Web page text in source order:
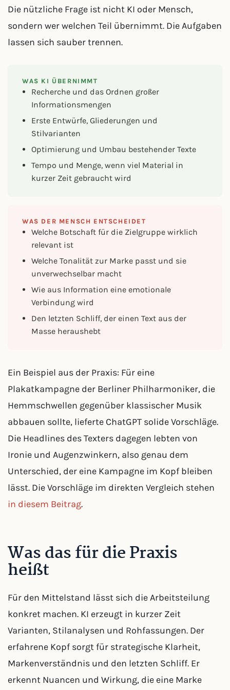
Die nützliche Frage ist nicht KI oder Mensch,
sondern wer welchen Teil übernimmt. Die Aufgaben
lassen sich sauber trennen.
WAS KI ÜBERNIMMT
Recherche und das Ordnen großer
Informationsmengen
Erste Entwürfe, Gliederungen und
Stilvarianten
Optimierung und Umbau bestehender Texte
Tempo und Menge, wenn viel Material in
kurzer Zeit gebraucht wird
WAS DER MENSCH ENTSCHEIDET
Welche Botschaft für die Zielgruppe wirklich
relevant ist
Welche Tonalität zur Marke passt und sie
unverwechselbar macht
Wie aus Information eine emotionale
Verbindung wird
Den letzten Schliff, der einen Text aus der
Masse heraushebt
Ein Beispiel aus der Praxis: Für eine
Plakatkampagne der Berliner Philharmoniker, die
Hemmschwellen gegenüber klassischer Musik
abbauen sollte, lieferte ChatGPT solide Vorschläge.
Die Headlines des Texters dagegen lebten von
Ironie und Augenzwinkern, also genau dem
Unterschied, der eine Kampagne im Kopf bleiben
lässt. Die Vorschläge im direkten Vergleich stehen
in diesem Beitrag.
Was das für die Praxis
heißt
Für den Mittelstand lässt sich die Arbeitsteilung
konkret machen. KI erzeugt in kurzer Zeit
Varianten, Stilanalysen und Rohfassungen. Der
erfahrene Kopf sorgt für strategische Klarheit,
Markenverständnis und den letzten Schliff. Er
erkennt Nuancen und Wirkung, die eine Marke